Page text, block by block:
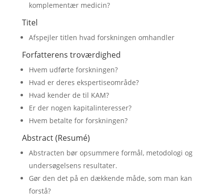
komplementær medicin?
Titel
Afspejler titlen hvad forskningen omhandler
Forfatterens troværdighed
Hvem udførte forskningen?
Hvad er deres ekspertiseområde?
Hvad kender de til KAM?
Er der nogen kapitalinteresser?
Hvem betalte for forskningen?
Abstract (Resumé)
Abstracten bør opsummere formål, metodologi og
undersøgelsens resultater.
Gør den det på en dækkende måde, som man kan
forstå?